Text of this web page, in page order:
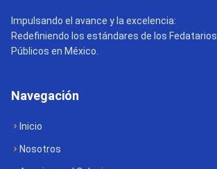
Impulsando el avance y la excelencia:
Redefiniendo los estándares de los Fedatarios
Públicos en México.
Navegación
Inicio
Nosotros